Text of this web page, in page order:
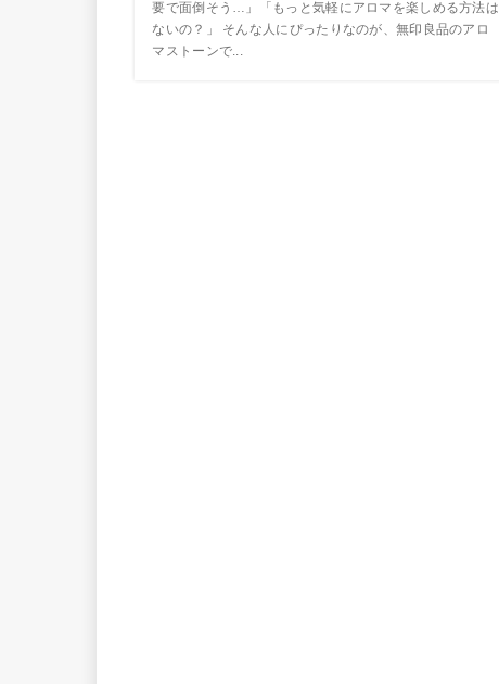
要で面倒そう…」「もっと気軽にアロマを楽しめる方法は
ないの？」 そんな人にぴったりなのが、無印良品のアロ
マストーンで...